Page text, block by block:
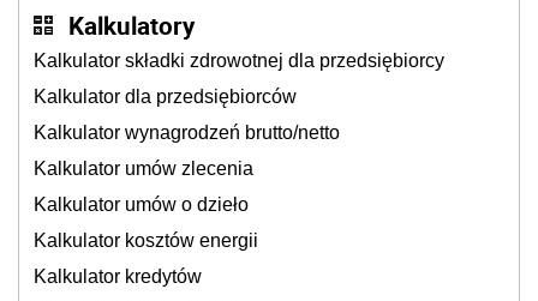
Kalkulatory
Kalkulator składki zdrowotnej dla przedsiębiorcy
Kalkulator dla przedsiębiorców
Kalkulator wynagrodzeń brutto/netto
Kalkulator umów zlecenia
Kalkulator umów o dzieło
Kalkulator kosztów energii
Kalkulator kredytów